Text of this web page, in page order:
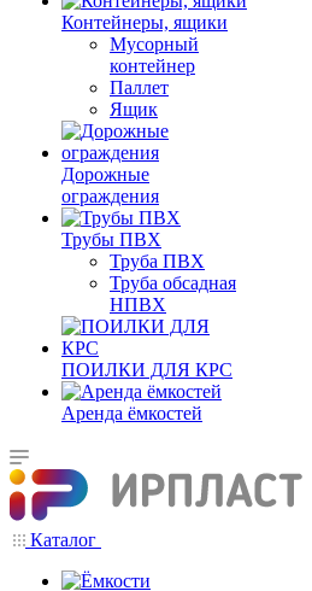
Контейнеры, ящики
Мусорный
контейнер
Паллет
Ящик
Дорожные
ограждения
Трубы ПВХ
Труба ПВХ
Труба обсадная
НПВХ
ПОИЛКИ ДЛЯ КРС
Аренда ёмкостей
Каталог